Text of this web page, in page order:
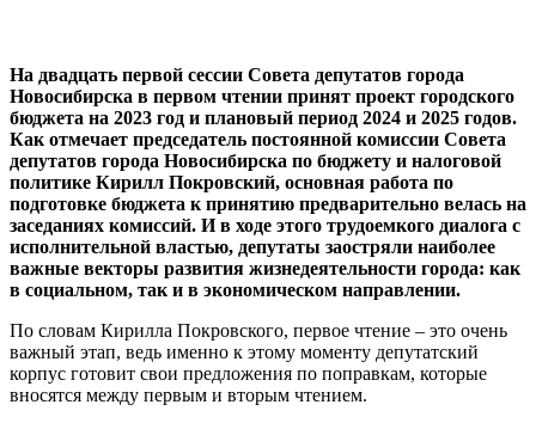
На двадцать первой сессии Совета депутатов города
Новосибирска в первом чтении принят проект городского
бюджета на 2023 год и плановый период 2024 и 2025 годов.
Как отмечает председатель постоянной комиссии Совета
депутатов города Новосибирска по бюджету и налоговой
политике Кирилл Покровский, основная работа по
подготовке бюджета к принятию предварительно велась на
заседаниях комиссий. И в ходе этого трудоемкого диалога с
исполнительной властью, депутаты заостряли наиболее
важные векторы развития жизнедеятельности города: как
в социальном, так и в экономическом направлении.
По словам Кирилла Покровского, первое чтение – это очень
важный этап, ведь именно к этому моменту депутатский
корпус готовит свои предложения по поправкам, которые
вносятся между первым и вторым чтением.